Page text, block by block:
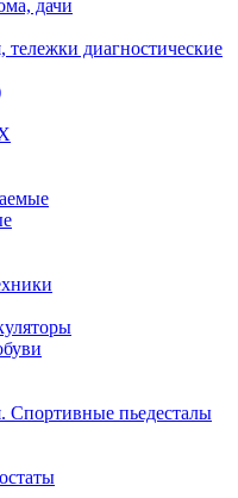
дачи
диагностические
Спортивные пьедесталы